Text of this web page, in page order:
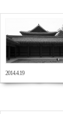
2014.4.19
1327